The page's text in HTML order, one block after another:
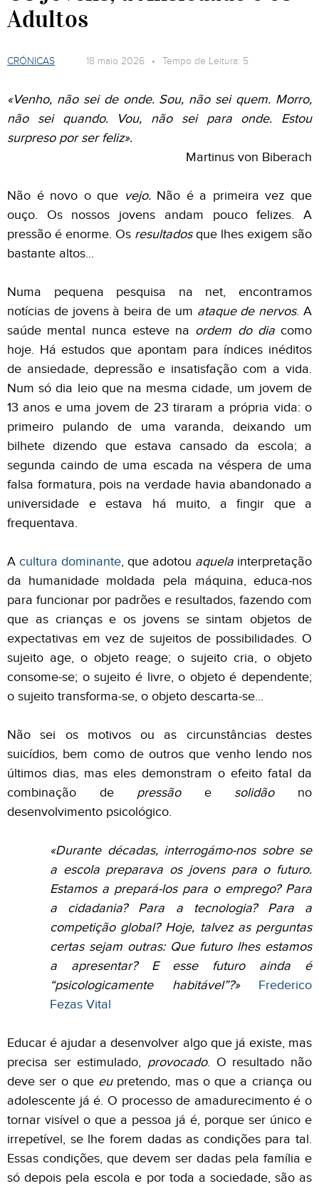
Adultos
CRÓNICAS 18 maio 2026 • Tempo de Leitura: 5
«Venho, não sei de onde. Sou, não sei quem. Morro,
não sei quando. Vou, não sei para onde. Estou
surpreso por ser feliz».
Martinus von Biberach
Não é novo o que vejo. Não é a primeira vez que
ouço. Os nossos jovens andam pouco felizes. A
pressão é enorme. Os resultadosque lhes exigem são
bastante altos...
Numa pequena pesquisa na net, encontramos
notícias de jovens à beira de um ataque de nervos. A
saúde mental nunca esteve na ordem do diacomo
hoje. Há estudos que apontam para índices inéditos
de ansiedade, depressão e insatisfação com a vida.
Num só dia leio que na mesma cidade, um jovem de
13 anos e uma jovem de 23 tiraram a própria vida: o
primeiro pulando de uma varanda, deixando um
bilhete dizendo que estava cansado da escola; a
segunda caindo de uma escada na véspera de uma
falsa formatura, pois na verdade havia abandonado a
universidade e estava há muito, a fingir que a
frequentava.
A cultura dominante, que adotou aquela interpretação
da humanidade moldada pela máquina, educa-nos
para funcionar por padrões e resultados, fazendo com
que as crianças e os jovens se sintam objetos de
expectativas em vez de sujeitos de possibilidades. O
sujeito age, o objeto reage; o sujeito cria, o objeto
consome-se; o sujeito é livre, o objeto é dependente;
o sujeito transforma-se, o objeto descarta-se...
Não sei os motivos ou as circunstâncias destes
suicídios, bem como de outros que venho lendo nos
últimos dias, mas eles demonstram o efeito fatal da
combinação de pressãoesolidãono
desenvolvimento psicológico.
«Durante décadas, interrogámo-nos sobre se
a escola preparava os jovens para o futuro.
Estamos a prepará-los para o emprego? Para
a cidadania? Para a tecnologia? Para a
competição global? Hoje, talvez as perguntas
certas sejam outras: Que futuro lhes estamos
a apresentar? E esse futuro ainda é
“psicologicamente habitável”?» Frederico
Fezas Vital
Educar é ajudar a desenvolver algo que já existe, mas
precisa ser estimulado, provocado. O resultado não
deve ser o que eupretendo, mas o que a criança ou
adolescente já é. O processo de amadurecimento é o
tornar visível o que a pessoa já é, porque ser único e
irrepetível, se lhe forem dadas as condições para tal.
Essas condições, que devem ser dadas pela família e
só depois pela escola e por toda a sociedade, são as